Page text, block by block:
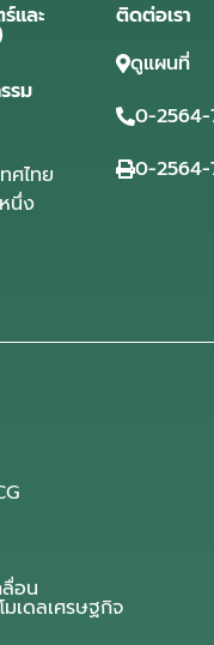
และ
รม
ศไทย
นึ่ง
ติดต่อเรา
ดูแผนที่
0-
0-2564-
อน
เดลเศรษฐกิจ